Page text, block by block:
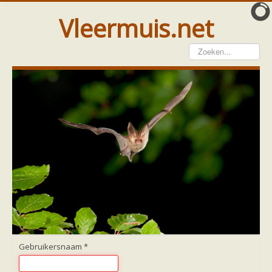
Vleermuis.net
Vleermuis gezien
Waarneming doorgeven
Wat doen wij met meldingen
Telinstructie
Waarnemingen doorgeven elders
Hulp
Vleermuis gevonden
Vanginstructie
Hulp per email
Hulp per provincie
Drenthe
Groningen
Home
Gebruikersnaam *